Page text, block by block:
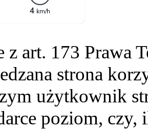
z art. 173 Prawa
strona
użytkownik
poziom,